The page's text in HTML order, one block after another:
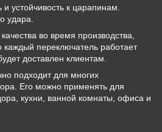
устойчивость к царапинам.
удара.
во время производства,
каждый переключатель работает
доставлен клиентам.
подходит для многих
Его можно применять для
кухни, ванной комнаты, офиса и